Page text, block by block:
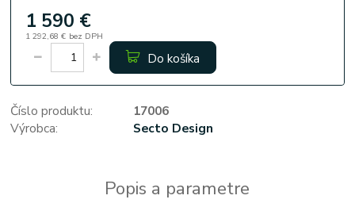
1 590 €
1 292,68 € bez DPH
Do košíka
Číslo produktu:
17006
Výrobca:
Secto Design
Popis a parametre